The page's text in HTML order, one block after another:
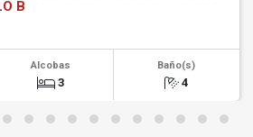
B
Alcobas
3
Baño(s)
4